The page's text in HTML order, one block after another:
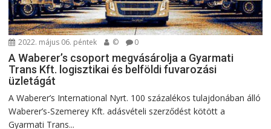
2022. május 06. péntek © 0
A Waberer’s csoport megvásárolja a Gyarmati
Trans Kft. logisztikai és belföldi fuvarozási
üzletágát
A Waberer’s International Nyrt. 100 százalékos tulajdonában álló
Waberer’s-Szemerey Kft. adásvételi szerződést kötött a
Gyarmati Trans...